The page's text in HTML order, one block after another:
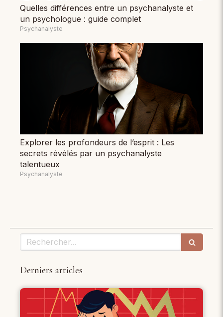
Quelles différences entre un psychanalyste et
un psychologue : guide complet
Psychanalyste
Explorer les profondeurs de l’esprit : Les
secrets révélés par un psychanalyste
talentueux
Psychanalyste
Rechercher
Derniers articles